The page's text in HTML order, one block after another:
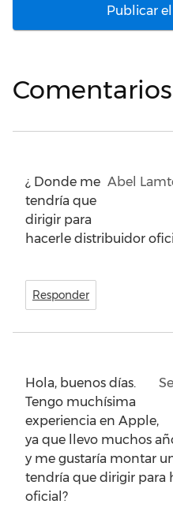
Comentarios
Abel
¿ Donde me
tendría que
dirigir para
hacerle distribuidor
Responder
Hola, buenos días.
Tengo muchísima
experiencia en Apple,
ya que llevo muchos
y me gustaría montar
tendría que dirigir para
oficial?